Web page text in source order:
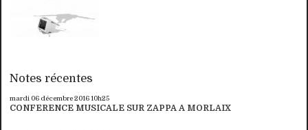
Notes récentes
mardi 06 décembre 201610h25
CONFERENCE MUSICALE SUR ZAPPA A MORLAIX